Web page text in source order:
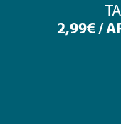
2,99€ /